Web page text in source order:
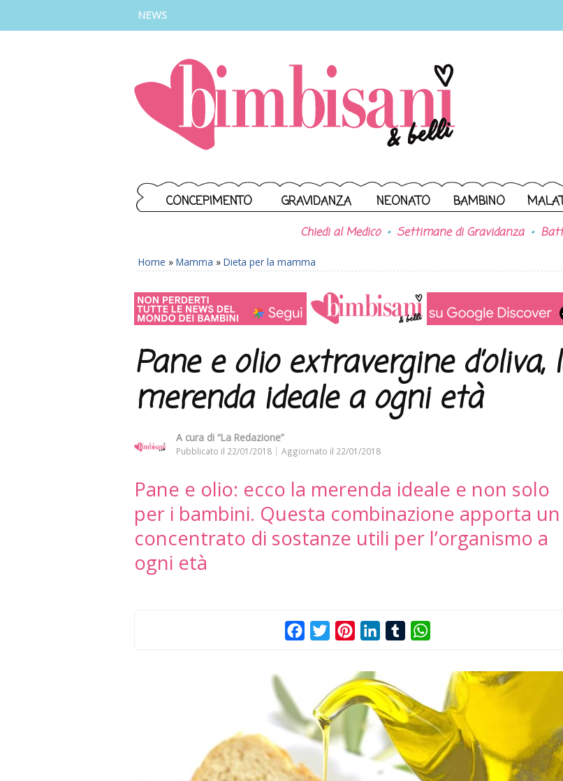
NEWS
CONCEPIMENTO GRAVIDANZA NEONATO BAMBINO
Chiedi al Medico Settimane di Gravidanza
Home » Mamma » Dieta per la mamma
Pane e olio extravergine d’oliva,
merenda ideale a ogni età
A cura di “La Redazione”
Pubblicato il 22/01/2018 Aggiornato il 22/01/2018
Pane e olio: ecco la merenda ideale e non solo
per i bambini. Questa combinazione apporta un
concentrato di sostanze utili per l’organismo a
ogni età
FacebookTwitterPinterestLinkedInTumblr